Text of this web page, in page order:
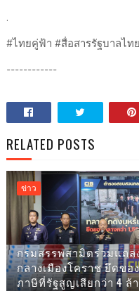
.
#ไทยคู่ฟ้า #สื่อสารรัฐบาลไทย
------------
RELATED POSTS
ข่าว
กรมสรรพสามิตร่วมแถ
กลางเมืองโคราช ยึดขอ
ภาษีที่รัฐสูญเสียกว่า 4 ล้